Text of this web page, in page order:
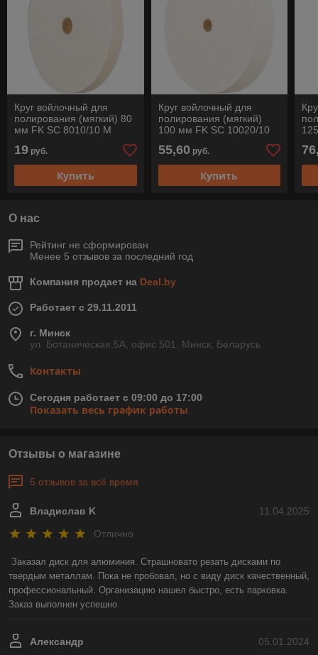
Круг войлочный для
полирования (мягкий) 80
мм FK SC 8010/10 M
19 руб.
Купить
Круг войлочный для
полирования (мягкий)
100 мм FK SC 10020/10
55,60 руб.
Купить
О нас
Рейтинг не сформирован
Менее 5 отзывов за последний год
Компания продает на Deal.by
Работает с 29.11.2011
г. Минск
ул. Ботаническая,5А, офис 501, Минск, Беларусь
Контакты
Сегодня работает с 09:00 до 17:00
Показать весь график работы
Отзывы о магазине
5 отзывов за всё время
11.04.2025
Владислав K
Отлично
Заказал диск для алюминия. Страшновато резать дисками по
твердым металлам. Пока не пробовал, но с виду диск качественный,
профессиональный. Организацию нашел быстро, есть парковка.
Заказ выполнен успешно
05.01.2024
Александр